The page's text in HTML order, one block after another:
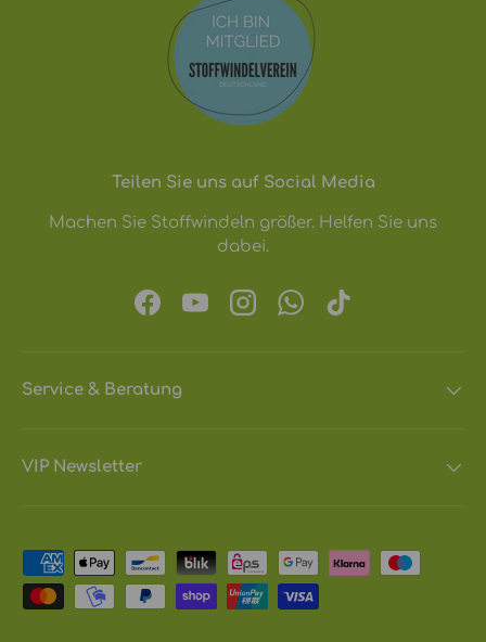
Teilen Sie uns auf Social Media
Machen Sie Stoffwindeln größer. Helfen Sie uns
dabei.
FacebookYouTubeInstagramWhatsApp
TikTok
Service & Beratung
VIP Newsletter
Zahlungsmethoden